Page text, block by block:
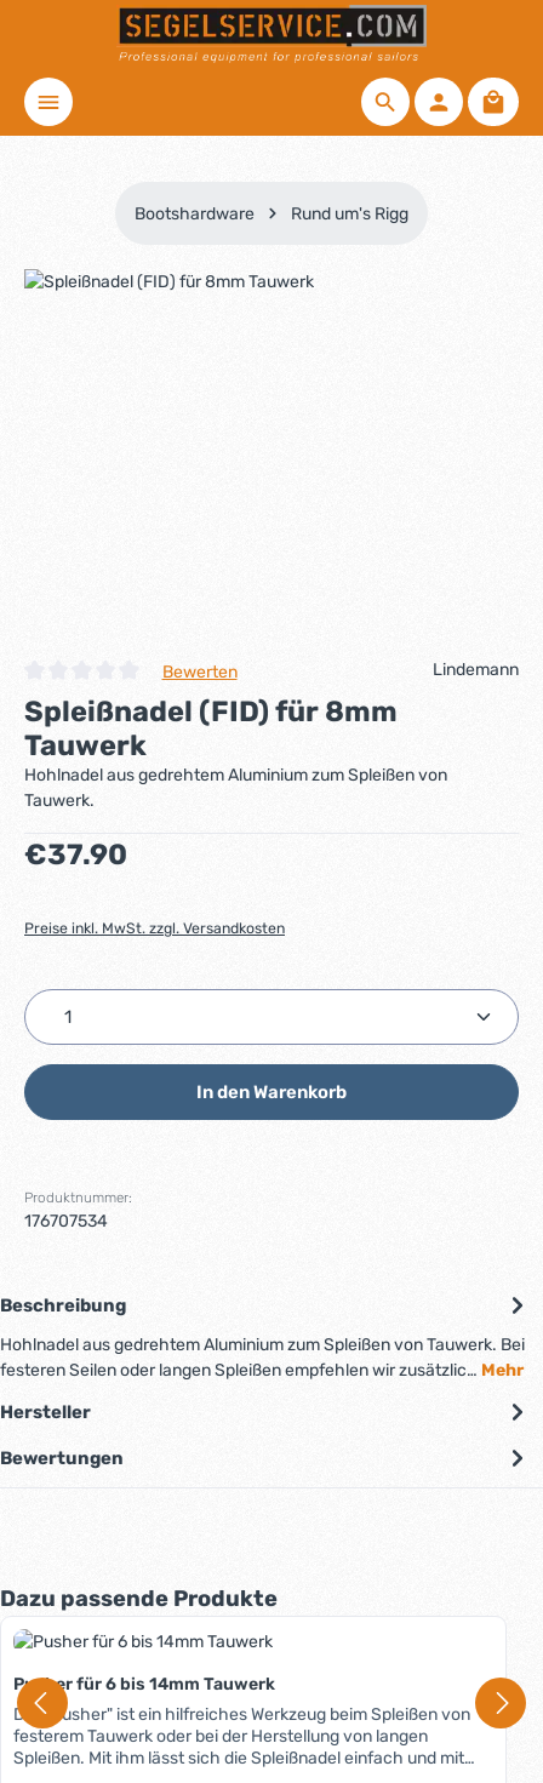
Zum Hauptinhalt springen
Bootshardware Rund um's Rigg
Bildergalerie überspringen
Durchschnittliche Bewertung von 0 von 5 Sternen
Bewerten Lindemann
Spleißnadel (FID) für 8mm
Tauwerk
Hohlnadel aus gedrehtem Aluminium zum Spleißen von
Tauwerk.
Regulärer Preis:
€37.90
Preise inkl. MwSt. zzgl. Versandkosten
Produkt Anzahl: Gib den gewünschten Wert ein
In den Warenkorb
Produktnummer:
176707534
Beschreibung
Hohlnadel aus gedrehtem Aluminium zum Spleißen von Tauwerk. Bei
festeren Seilen oder langen Spleißen empfehlen wir zusätzlic… Mehr
Hersteller
Bewertungen
Produktgalerie überspringen
Dazu passende Produkte
Pusher für 6 bis 14mm Tauwerk
Der "Pusher" ist ein hilfreiches Werkzeug beim Spleißen von
festerem Tauwerk oder bei der Herstellung von langen
Spleißen. Mit ihm lässt sich die Spleißnadel einfach und mit